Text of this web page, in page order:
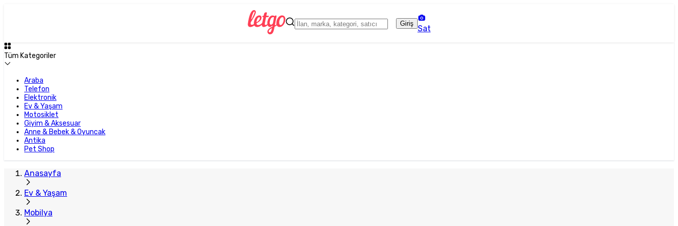
Giriş
Sat
Tüm Kategoriler
Araba
Telefon
Elektronik
Ev & Yaşam
Motosiklet
Giyim & Aksesuar
Anne & Bebek & Oyuncak
Antika
Pet Shop
Anasayfa
Ev & Yaşam
Mobilya